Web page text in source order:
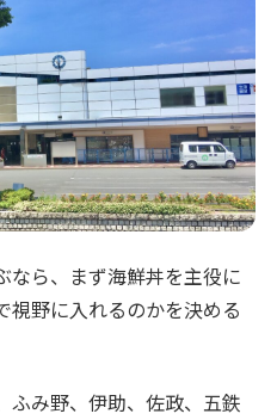
なら、まず海鮮丼を主役に
視野に入れるのかを決める
ふみ野、伊助、佐政、五鉄